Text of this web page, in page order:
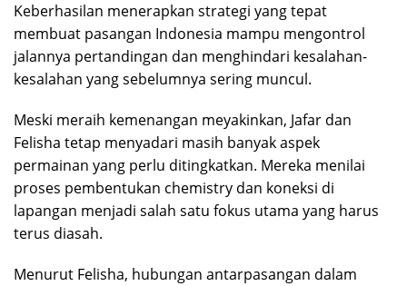
Keberhasilan menerapkan strategi yang tepat
membuat pasangan Indonesia mampu mengontrol
jalannya pertandingan dan menghindari kesalahan-
kesalahan yang sebelumnya sering muncul.
Meski meraih kemenangan meyakinkan, Jafar dan
Felisha tetap menyadari masih banyak aspek
permainan yang perlu ditingkatkan. Mereka menilai
proses pembentukan chemistry dan koneksi di
lapangan menjadi salah satu fokus utama yang harus
terus diasah.
Menurut Felisha, hubungan antarpasangan dalam